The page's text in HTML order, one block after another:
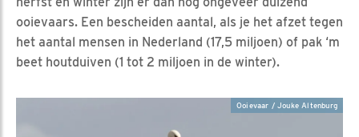
ooievaars. Een bescheiden aantal, als je het afzet tegen
het aantal mensen in Nederland (17,5 miljoen) of pak ‘m
beet houtduiven (1 tot 2 miljoen in de winter).
Ooievaar / Jouke Altenburg